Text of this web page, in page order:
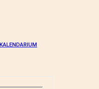
KALENDARIUM